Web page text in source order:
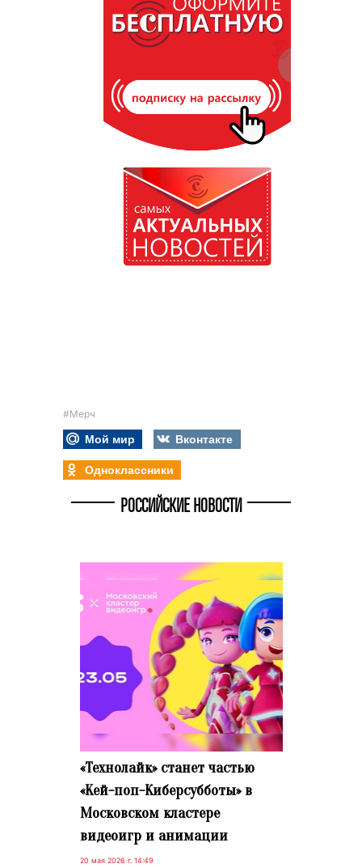
#Мерч
Мой мир
Вконтакте
Одноклассники
РОССИЙСКИЕ НОВОСТИ
«Технолайк» станет частью
«Kей-поп-Киберсубботы» в
Московском кластере
видеоигр и анимации
20 мая 2026 г. 14:49